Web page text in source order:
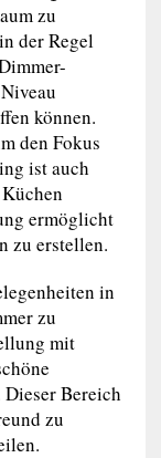
zu
der Regel
können.
den Fokus
ist auch
ermöglicht
zu erstellen.
in
zu
mit
Bereich
zu